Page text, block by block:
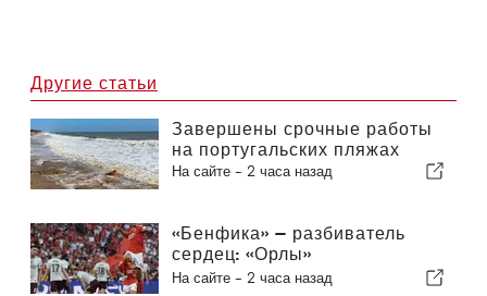
Другие статьи
Завершены срочные работы
на португальских пляжах
На сайте - 2 часа назад
«Бенфика» — разбиватель
сердец: «Орлы»
отправляются в Эдинбург,
На сайте - 2 часа назад